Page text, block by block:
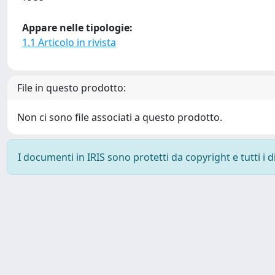
Appare nelle tipologie:
1.1 Articolo in rivista
File in questo prodotto:
Non ci sono file associati a questo prodotto.
I documenti in IRIS sono protetti da copyright e tutti i